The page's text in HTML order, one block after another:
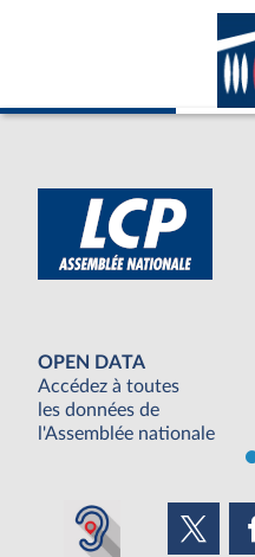
OPEN DATA
Accédez à toutes
les données de
l'Assemblée nationale